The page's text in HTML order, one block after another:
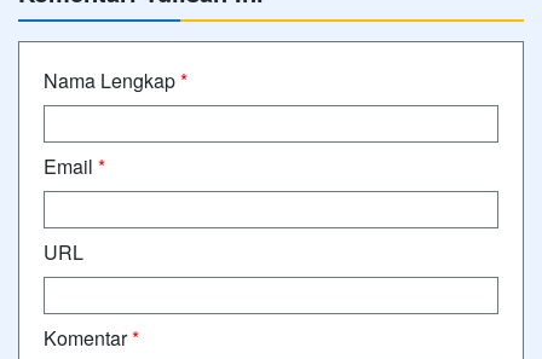
Nama Lengkap*
Email *
URL
Komentar*